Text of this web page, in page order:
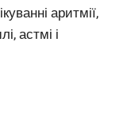
аритмії,
астмі і